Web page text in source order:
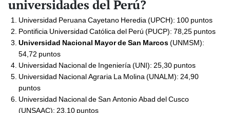
universidades del Perú?
Universidad Peruana Cayetano Heredia (UPCH): 100 puntos
Pontificia Universidad Católica del Perú (PUCP): 78,25 puntos
Universidad Nacional Mayor de San Marcos(UNMSM):
54,72 puntos
Universidad Nacional de Ingeniería (UNI): 25,30 puntos
Universidad Nacional Agraria La Molina (UNALM): 24,90
puntos
Universidad Nacional de San Antonio Abad del Cusco
(UNSAAC): 23,10 puntos